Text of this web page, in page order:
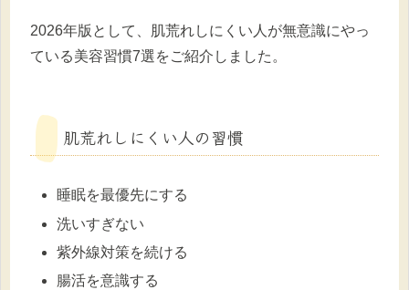
2026年版として、肌荒れしにくい人が無意識にやっ
ている美容習慣7選をご紹介しました。
肌荒れしにくい人の習慣
睡眠を最優先にする
洗いすぎない
紫外線対策を続ける
腸活を意識する